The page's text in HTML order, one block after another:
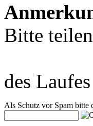
−
Bitte
des
Als Schutz vor Spam bitte